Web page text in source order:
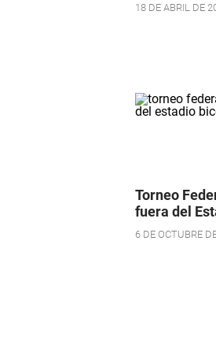
18 DE ABRIL DE
Torneo
fuera del
6 DE OCTUBRE